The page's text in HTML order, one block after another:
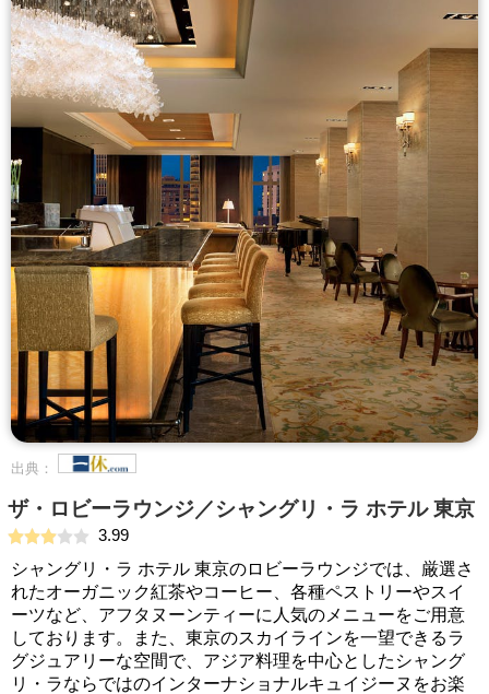
出典：
ザ・ロビーラウンジ／シャングリ・ラ ホテル 東京
3.99
シャングリ・ラ ホテル 東京のロビーラウンジでは、厳選さ
れたオーガニック紅茶やコーヒー、各種ペストリーやスイ
ーツなど、アフタヌーンティーに人気のメニューをご用意
しております。また、東京のスカイラインを一望できるラ
グジュアリーな空間で、アジア料理を中心としたシャング
リ・ラならではのインターナショナルキュイジーヌをお楽